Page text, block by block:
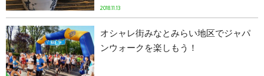
2018.11.13
オシャレ街みなとみらい地区でジャパ
ンウォークを楽しもう！